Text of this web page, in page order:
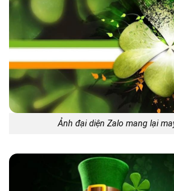
Ảnh đại diện Zalo mang lại